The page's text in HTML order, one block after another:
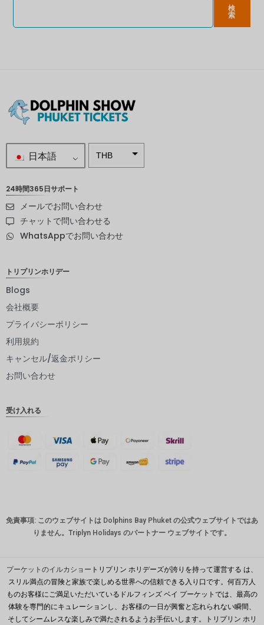
検
索
日本語 THB
スウェー
デンクロ
ーナ
ピー
ククロー
オースト
ラリアド
韓国ウォ
ン
人民元
台湾
24時間365日サポート
メールでお問い合わせ
チャットで問い合わせる
WhatsAppでお問い合わせ
トリプリンホリデー
Blogs
会社概要
プライバシーポリシー
利用規約
キャンセル/返金ポリシー
お問い合わせ
受け入れる
免責事項: このウェブサイトは Dolphins Bay Phuket の公式ウェブサイトではあ
りません。Triplyn Holidays のパートナー ウェブサイトです。
プーケットのイルカショー トリプリン ホリデーズが誇りを持って運営する は、
スリル満点の冒険と家族で楽しめる世界への信頼できる入り口です。何百万人
ものお客様にご満足いただいているドルフィンズ ベイ プーケットでは、最高の
体験を専門的にキュレーションし、お客様の一日が興奮と忘れられない瞬間、
そしてシームレスな楽しみで満たされるようお手伝いします。トリプリン ホリ